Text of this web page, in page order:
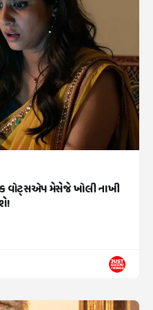
વોટ્સએપ મેસેજે ખોલી નાખી